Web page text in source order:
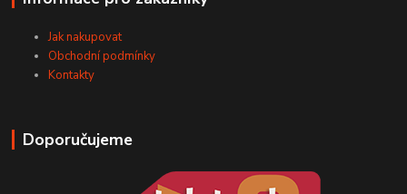
Jak nakupovat
Obchodní podmínky
Kontakty
Doporučujeme